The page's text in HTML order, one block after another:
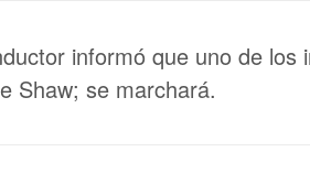
informó que uno de los
Shaw; se marchará.